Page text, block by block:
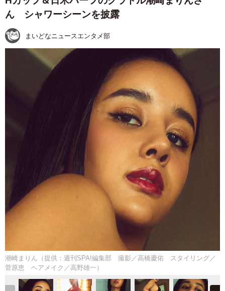
ん シャワーシーンを披露
まいどなニュースエンタメ部
潮崎まりん（提供：週刊SPA!編集部 撮影／高橋慶佑 スタイリング／
菅原恵 ヘアメイク／高野雄一）